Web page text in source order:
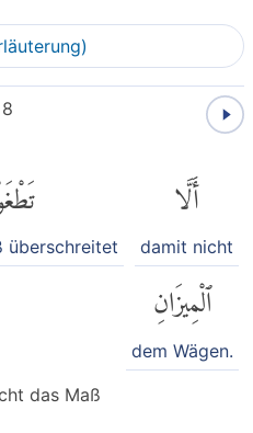
8
أَلَّا
damit nicht
überschreitet
ٱلْمِيزَانِ
dem Wägen.
das Maß